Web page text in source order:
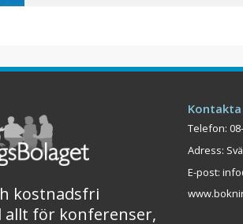
OCH PERSONLIGA RUM! Grand
den goda maten och alla aktiviteter
på Kullahalvön. Kullen är södra
vågsur ...
kostnadsfri
allt för konferenser,
Telefon:
Adress:
E-post: